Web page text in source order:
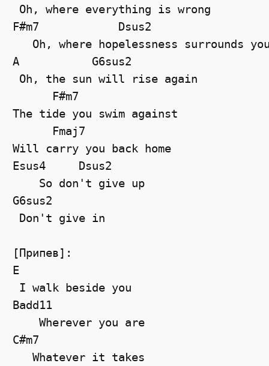
Oh, where everything is wrong
F#m7            Dsus2
Oh, where hopelessness surrounds
A           G6sus2
Oh, the sun will rise again
      F#m7
The tide you swim against
      Fmaj7
Will carry you back home
Esus4     Dsus2
    So don't give up
G6sus2
Don't give in
[Припев]:
E
I walk beside you
Badd11
    Wherever you are
C#m7
   Whatever it takes